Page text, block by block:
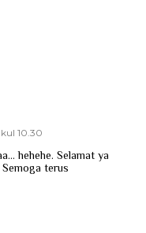
10.30
hehehe. Selamat ya
terus